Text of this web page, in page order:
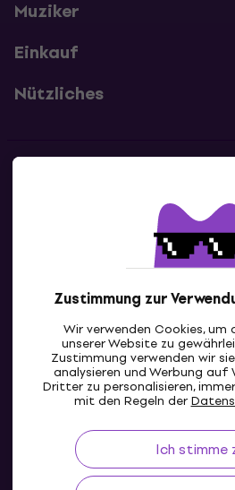
Zustimmung zur
Wir verwenden Cookies,
unserer Website zu
Zustimmung verwenden wir
analysieren und Werbung
Dritter zu personalisieren,
mit den Regeln der
Ich stimme
Muziker
Einkauf
Nützliches
Kontaktiere
AT